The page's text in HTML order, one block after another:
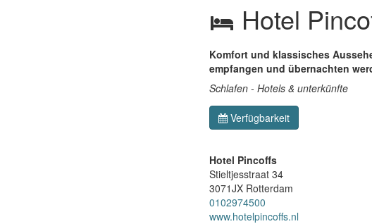
Hotel
Komfort und klassisches
empfangen und übernachten
Schlafen - Hotels & unterkünfte
Verfügbarkeit
Hotel Pincoffs
Stieltjesstraat 34
3071JX Rotterdam
0102974500
www.hotelpincoffs.nl